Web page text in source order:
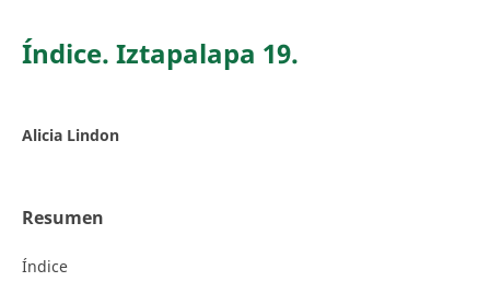
Índice. Iztapalapa 19.
Alicia Lindon
Resumen
Índice